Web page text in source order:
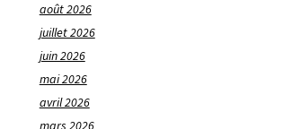
août 2026
juillet 2026
juin 2026
mai 2026
avril 2026
mars 2026